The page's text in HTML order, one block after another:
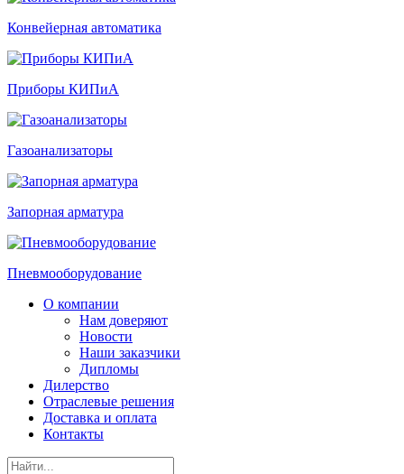
Конвейерная автоматика
Приборы КИПиА
Газоанализаторы
Запорная арматура
Пневмооборудование
О компании
Нам доверяют
Новости
Наши заказчики
Дипломы
Дилерство
Отраслевые решения
Доставка и оплата
Контакты
Поиск